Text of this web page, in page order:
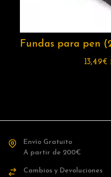
Fundas para pen
13,49€
Envío Gratuito
A partir de 200€
Cambios y Devoluciones